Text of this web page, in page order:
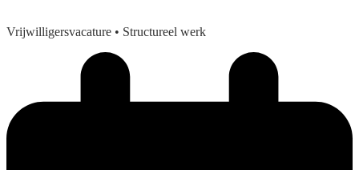
Vrijwilligersvacature • Structureel werk